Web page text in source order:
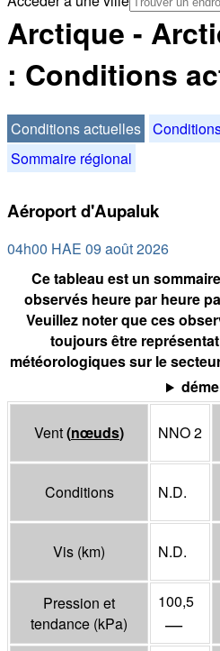
Arctique -
: Conditions
Conditions actuelles
Sommaire régional
Aéroport d'Aupaluk
04h00 HAE 09 août 2026
Ce tableau est un
observés heure par heure
Veuillez noter que ces
toujours être
météorologiques sur le
Vent(nœuds) NNO 2
Conditions N.D.
Vis (km) N.D.
Pression et
tendance (kPa)
100,5
—